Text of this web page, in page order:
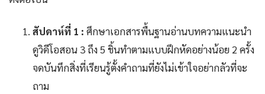
สัปดาห์ที่ 1 : ศึกษาเอกสารพื้นฐานอ่านบทความแนะนำ
ดูวิดีโอสอน 3 ถึง 5 ชิ้นทำตามแบบฝึกหัดอย่างน้อย 2 ครั้ง
จดบันทึกสิ่งที่เรียนรู้ตั้งคำถามที่ยังไม่เข้าใจอย่ากลัวที่จะ
ถาม